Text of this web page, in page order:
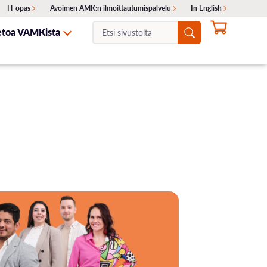
IT-opas Avoimen AMK:n ilmoittautumispalvelu In English
Lisähaku
Valintakokeet
Opinto-ohjaajille
VAMKista